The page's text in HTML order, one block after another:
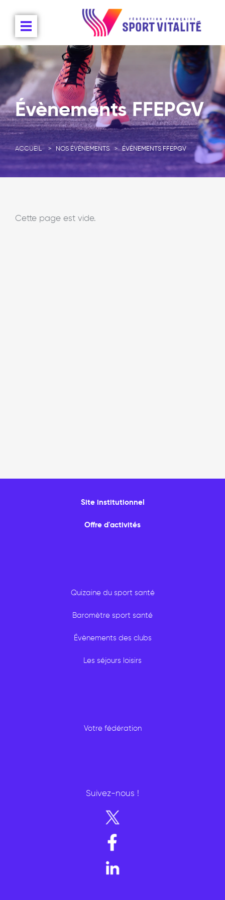
Évènements FFEPGV
ACCUEIL NOS ÉVÈNEMENTS ÉVÈNEMENTS FFEPGV
Cette page est vide.
Site institutionnel
Offre d'activités
Quizaine du sport santé
Baromètre sport santé
Évènements des clubs
Les séjours loisirs
Votre fédération
Suivez-nous !